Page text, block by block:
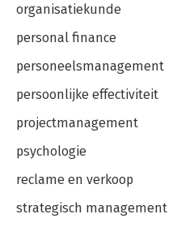
organisatiekunde
personal finance
personeelsmanagement
persoonlijke effectiviteit
projectmanagement
psychologie
reclame en verkoop
strategisch management